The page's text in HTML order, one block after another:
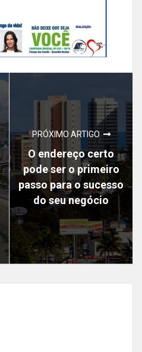
PRÓXIMO ARTIGO
O endereço certo
pode ser o primeiro
passo para o sucesso
do seu negócio